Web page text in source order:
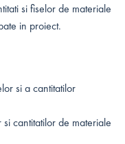
si fiselor de materiale
in proiect.
si a cantitatilor
cantitatilor de materiale